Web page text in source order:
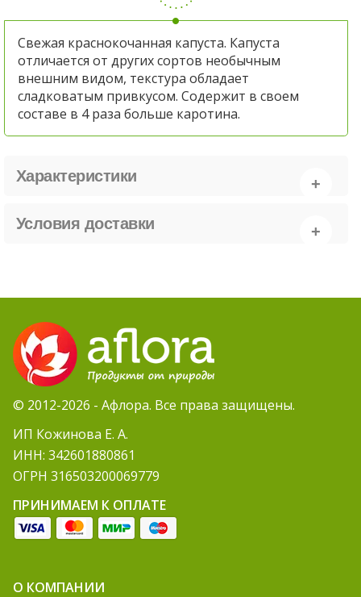
Свежая краснокочанная капуста. Капуста
отличается от других сортов необычным
внешним видом, текстура обладает
сладковатым привкусом. Содержит в своем
составе в 4 раза больше каротина.
Характеристики
Условия доставки
© 2012-2026 - Афлора. Все права защищены.
ИП Кожинова Е. А.
ИНН: 342601880861
ОГРН 316503200069779
ПРИНИМАЕМ К ОПЛАТЕ
О КОМПАНИИ